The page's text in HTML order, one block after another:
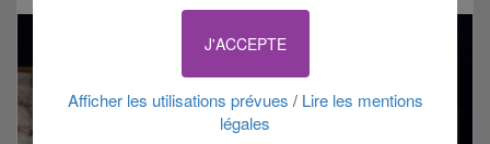
J'ACCEPTE
Afficher les utilisations prévues / Lire les mentions
légales